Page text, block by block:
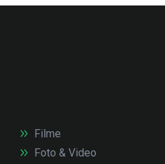
Filme
Foto & Video